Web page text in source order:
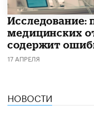
Исследование:
медицинских
содержит
17 АПРЕЛЯ
НОВОСТИ